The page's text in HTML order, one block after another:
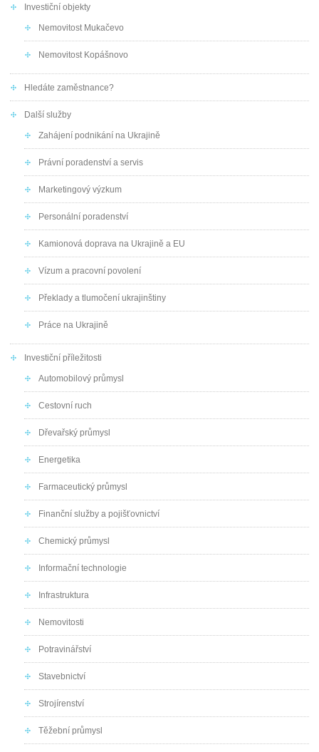
Investiční objekty
Nemovitost Mukačevo
Nemovitost Kopášnovo
Hledáte zaměstnance?
Další služby
Zahájení podnikání na Ukrajině
Právní poradenství a servis
Marketingový výzkum
Personální poradenství
Kamionová doprava na Ukrajině a EU
Vízum a pracovní povolení
Překlady a tlumočení ukrajinštiny
Práce na Ukrajině
Investiční příležitosti
Automobilový průmysl
Cestovní ruch
Dřevařský průmysl
Energetika
Farmaceutický průmysl
Finanční služby a pojišťovnictví
Chemický průmysl
Informační technologie
Infrastruktura
Nemovitosti
Potravinářství
Stavebnictví
Strojírenství
Těžební průmysl